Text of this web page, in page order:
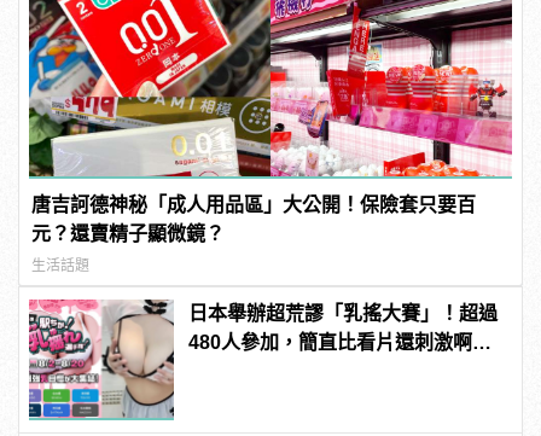
唐吉訶德神秘「成人用品區」大公開！保險套只要百
元？還賣精子顯微鏡？
生活話題
日本舉辦超荒謬「乳搖大賽」！超過
480人參加，簡直比看片還刺激啊！ |